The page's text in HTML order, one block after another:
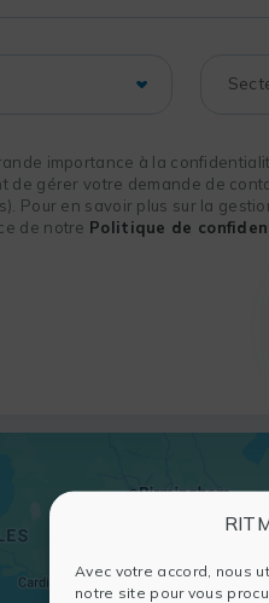
Avec votre accord, nous
notre site pour vous
importance à la
de gérer votre demande de
Pour en savoir plus sur la
de notre Politique de